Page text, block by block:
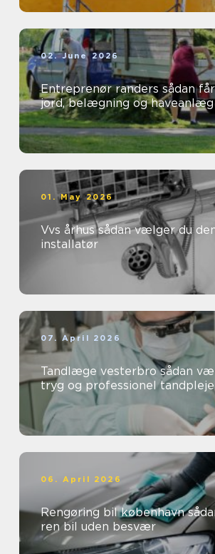
02. June 2026
Entreprenør randers sådan får du styr på
jord, belægning og haveanlæg
01. May 2026
Vvs århus sådan vælger du den rette
installatør
07. April 2026
Tandlæge vesterbro sådan vælger du
tryg og professionel tandpleje
06. April 2026
Rengøring bil københavn sådan får du en
ren bil uden besvær